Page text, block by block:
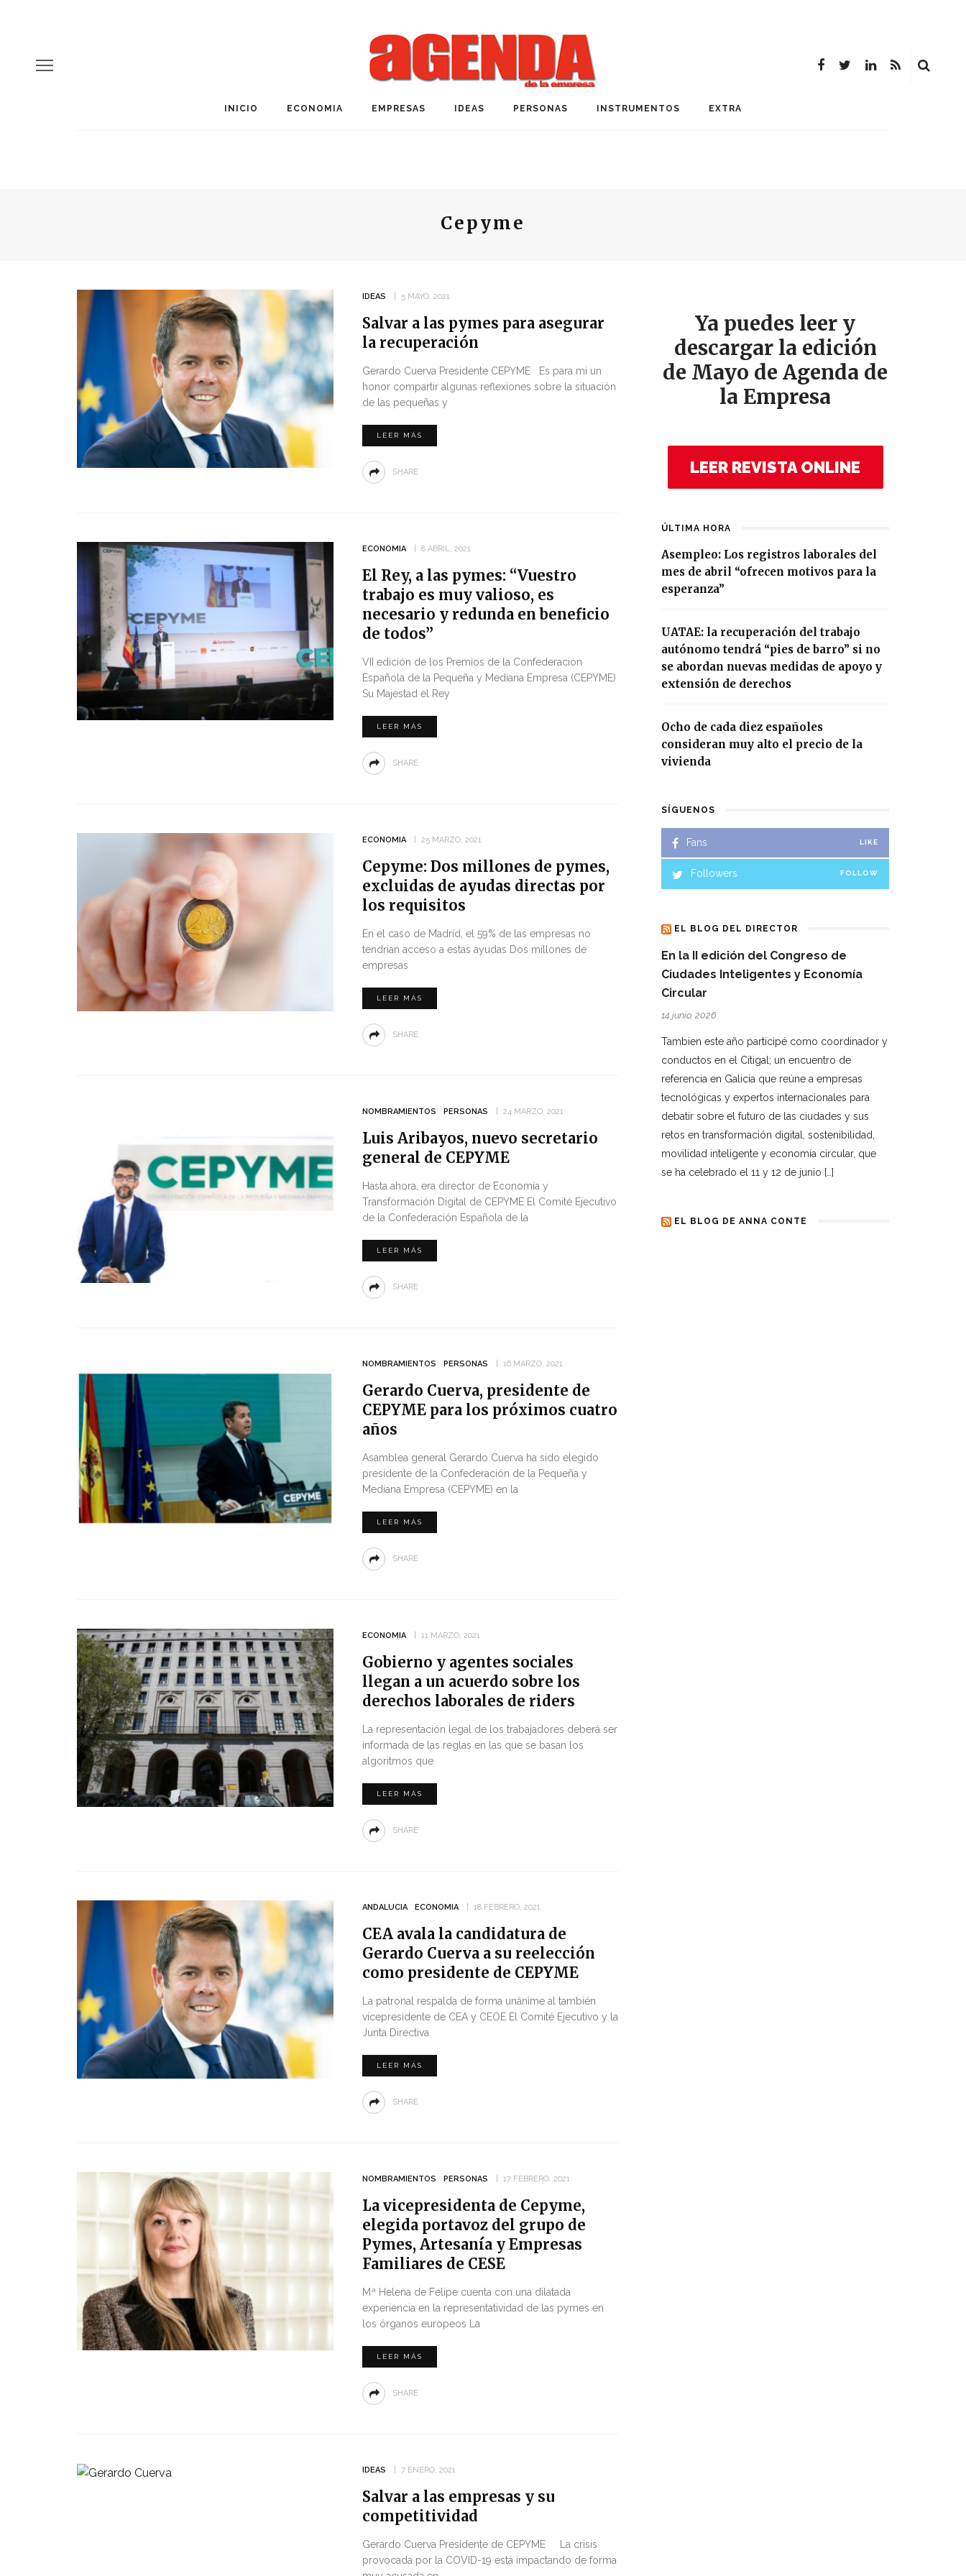
INICIO ECONOMIA EMPRESAS IDEAS PERSONAS INSTRUMENTOS EXTRA
Cepyme
IDEAS 5 MAYO, 2021
Salvar a las pymes para asegurar
la recuperación
Gerardo Cuerva Presidente CEPYME Es para mi un
honor compartir algunas reflexiones sobre la situación
de las pequeñas y
LEER MÁS
SHARE
ECONOMIA 8 ABRIL, 2021
El Rey, a las pymes: “Vuestro
trabajo es muy valioso, es
necesario y redunda en beneficio
de todos”
VII edición de los Premios de la Confederación
Española de la Pequeña y Mediana Empresa (CEPYME)
​Su Majestad el Rey
LEER MÁS
SHARE
ECONOMIA 25 MARZO, 2021
Cepyme: Dos millones de pymes,
excluidas de ayudas directas por
los requisitos
En el caso de Madrid, el 59% de las empresas no
tendrían acceso a estas ayudas Dos millones de
empresas
LEER MÁS
SHARE
NOMBRAMIENTOS PERSONAS 24 MARZO, 2021
Luis Aribayos, nuevo secretario
general de CEPYME
Hasta ahora, era director de Economía y
Transformación Digital de CEPYME El Comité Ejecutivo
de la Confederación Española de la
LEER MÁS
SHARE
NOMBRAMIENTOS PERSONAS 16 MARZO, 2021
Gerardo Cuerva, presidente de
CEPYME para los próximos cuatro
años
Asamblea general Gerardo Cuerva ha sido elegido
presidente de la Confederación de la Pequeña y
Mediana Empresa (CEPYME) en la
LEER MÁS
SHARE
ECONOMIA 11 MARZO, 2021
Gobierno y agentes sociales
llegan a un acuerdo sobre los
derechos laborales de riders
La representación legal de los trabajadores deberá ser
informada de las reglas en las que se basan los
algoritmos que
LEER MÁS
SHARE
ANDALUCIA ECONOMIA 18 FEBRERO, 2021
CEA avala la candidatura de
Gerardo Cuerva a su reelección
como presidente de CEPYME
La patronal respalda de forma unánime al también
vicepresidente de CEA y CEOE El Comité Ejecutivo y la
Junta Directiva
LEER MÁS
SHARE
NOMBRAMIENTOS PERSONAS 17 FEBRERO, 2021
La vicepresidenta de Cepyme,
elegida portavoz del grupo de
Pymes, Artesanía y Empresas
Familiares de CESE
Mª Helena de Felipe cuenta con una dilatada
experiencia en la representatividad de las pymes en
los órganos europeos La
LEER MÁS
SHARE
IDEAS 7 ENERO, 2021
Salvar a las empresas y su
competitividad
Gerardo Cuerva Presidente de CEPYME La crisis
provocada por la COVID-19 está impactando de forma
Ya puedes leer y
descargar la edición
de Mayo de Agenda de
la Empresa
LEER REVISTA ONLINE
ÚLTIMA HORA
Asempleo: Los registros laborales del
mes de abril “ofrecen motivos para la
esperanza”
UATAE: la recuperación del trabajo
autónomo tendrá “pies de barro” si no
se abordan nuevas medidas de apoyo y
extensión de derechos
Ocho de cada diez españoles
consideran muy alto el precio de la
vivienda
SÍGUENOS
Fans LIKE
Followers FOLLOW
EL BLOG DEL DIRECTOR
En la II edición del Congreso de
Ciudades Inteligentes y Economía
Circular
14 junio, 2026
Tambien este año participé como coordinador y
conductos en el Citigal; un encuentro de
referencia en Galicia que reúne a empresas
tecnológicas y expertos internacionales para
debatir sobre el futuro de las ciudades y sus
retos en transformación digital, sostenibilidad,
movilidad inteligente y economía circular, que
se ha celebrado el 11 y 12 de junio […]
EL BLOG DE ANNA CONTE